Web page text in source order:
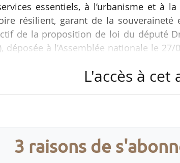
essentiels, à l’urbanisme et à
résilient, garant de la
de la proposition de loi du député
déposée à l’Assemblée nationale le
du Sénat le 15/05/2026.
3 prévoit la création d’une
L'accès à
3 raisons de